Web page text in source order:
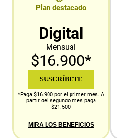
Plan destacado
Digital
Mensual
$16.900*
SUSCRÍBETE
*Paga $16.900 por el primer mes. A
partir del segundo mes paga
$21.500
MIRA LOS BENEFICIOS